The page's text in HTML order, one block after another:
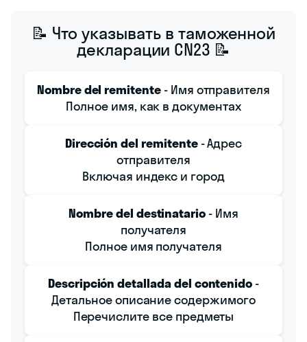
📝 Что указывать в таможенной
декларации CN23 📝
Nombre del remitente- Имя отправителя
Полное имя, как в документах
Dirección del remitente- Адрес
отправителя
Включая индекс и город
Nombre del destinatario - Имя
получателя
Полное имя получателя
Descripción detallada del contenido -
Детальное описание содержимого
Перечислите все предметы